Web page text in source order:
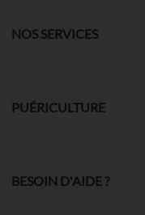
NOS SERVICES
PUÉRICULTURE
BESOIN D'AIDE ?